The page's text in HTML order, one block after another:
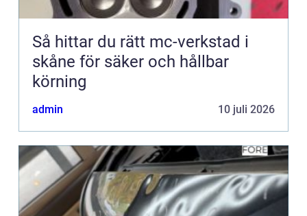
Så hittar du rätt mc-verkstad i
skåne för säker och hållbar
körning
admin 10 juli 2026